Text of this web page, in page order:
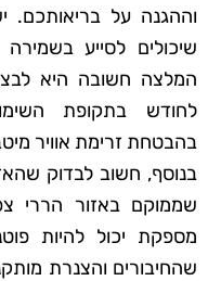
וההגנה על בריאותכם.
שיכולים לסייע
המלצה חשובה היא
לחודש בתקופת
בהבטחת זרימת אוויר
בנוסף, חשוב לבדוק
שממוקם באזור הררי
מספקת יכול להיות
שהחיבורים והצנרת